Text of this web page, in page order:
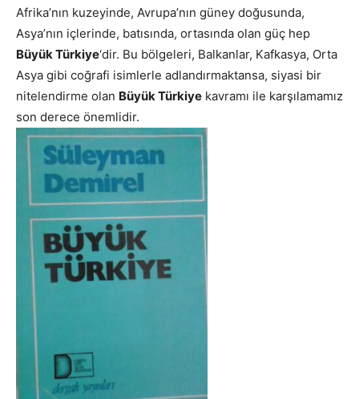
Afrika’nın kuzeyinde, Avrupa’nın güney doğusunda,
Asya’nın içlerinde, batısında, ortasında olan güç hep
Büyük Türkiye‘dir. Bu bölgeleri, Balkanlar, Kafkasya, Orta
Asya gibi coğrafi isimlerle adlandırmaktansa, siyasi bir
nitelendirme olan Büyük Türkiye kavramı ile karşılamamız
son derece önemlidir.